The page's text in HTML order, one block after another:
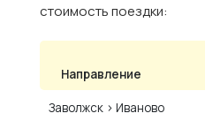
стоимость поездки:
Направление
Заволжск › Иваново